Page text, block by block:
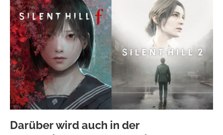
Darüber wird auch in der